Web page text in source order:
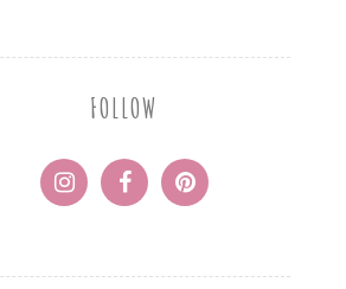
FOLLOW